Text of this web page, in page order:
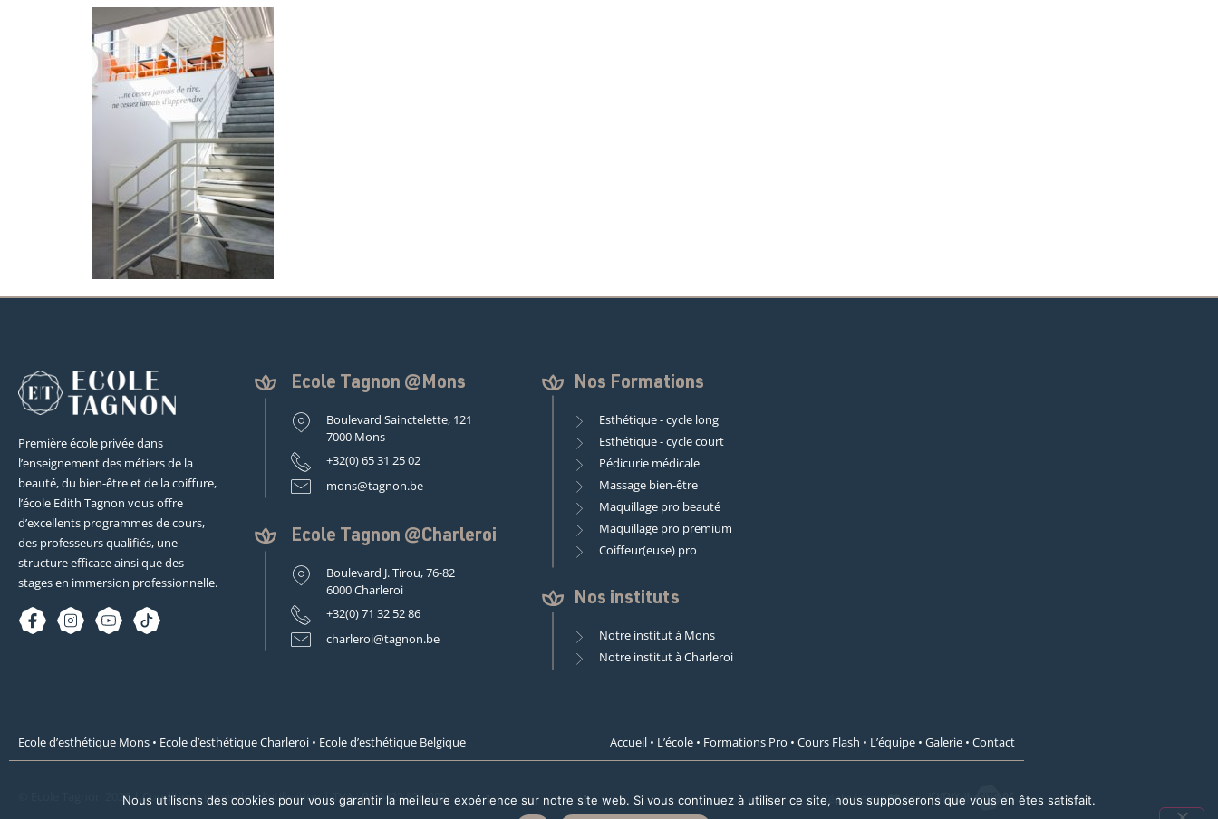
Première école privée dans
l’enseignement des métiers de la
beauté, du bien-être et de la coiffure,
l’école Edith Tagnon vous offre
d’excellents programmes de cours,
des professeurs qualifiés, une
structure efficace ainsi que des
stages en immersion professionnelle.
Ecole Tagnon @Mons
Boulevard Sainctelette, 121
7000 Mons
+32(0) 65 31 25 02
mons@tagnon.be
Ecole Tagnon @Charleroi
Boulevard J. Tirou, 76-82
6000 Charleroi
+32(0) 71 32 52 86
charleroi@tagnon.be
Nos Formations
Esthétique - cycle long
Esthétique - cycle court
Pédicurie médicale
Massage bien-être
Maquillage pro beauté
Maquillage pro premium
Coiffeur(euse) pro
Nos instituts
Notre institut à Mons
Notre institut à Charleroi
Ecole d’esthétique Mons • Ecole d’esthétique Charleroi • Ecole d’esthétique Belgique Accueil • L’école • Formations Pro • Cours Flash • L’équipe • Galerie • Contact
© Ecole Tagnon 2026 |Conditions générales d’utilisation| TVA : BE 0422.833.292 Réalisé avec par
Nous utilisons des cookies pour vous garantir la meilleure expérience sur notre site web. Si vous continuez à utiliser ce site, nous supposerons que vous en êtes satisfait.